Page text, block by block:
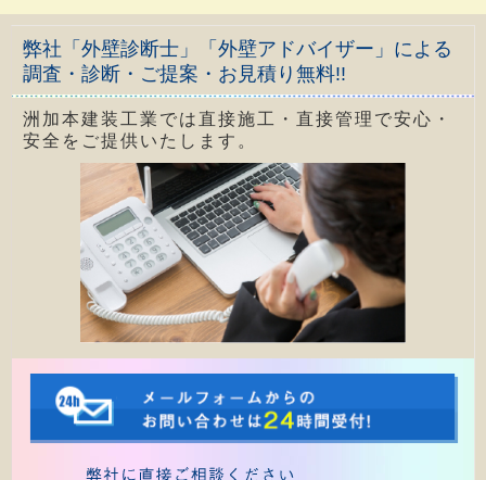
弊社「外壁診断士」「外壁アドバイザー」による
調査・診断・ご提案・お見積り無料!!
洲加本建装工業では直接施工・直接管理で安心・
安全をご提供いたします。